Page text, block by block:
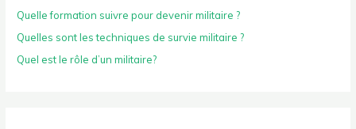
rQuelle formation suivre pour devenir militaire ?
Quelles sont les techniques de survie militaire ?
Quel est le rôle d’un militaire?